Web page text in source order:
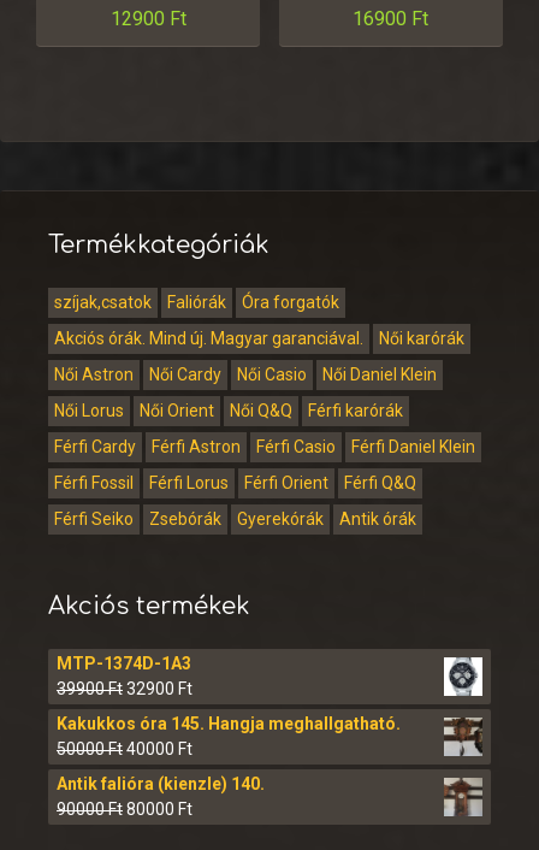
12900 Ft 16900 Ft
Termékkategóriák
szíjak,csatok Faliórák
Óra forgatók
Akciós órák. Mind új. Magyar garanciával.
Női karórák
Női Astron
Női Cardy Női Casio
Női Daniel Klein
Női Lorus
Női Orient Női Q&Q
Férfi karórák
Férfi Cardy
Férfi Astron Férfi Casio
Férfi Daniel Klein
Férfi Fossil
Férfi Lorus Férfi Orient
Férfi Q&Q
Férfi Seiko
Zsebórák Gyerekórák Antik órák
Akciós termékek
MTP-1374D-1A3
39900Ft32900 Ft
Kakukkos óra 145. Hangja meghallgatható.
50000Ft40000 Ft
Antik falióra (kienzle) 140.
90000Ft80000 Ft